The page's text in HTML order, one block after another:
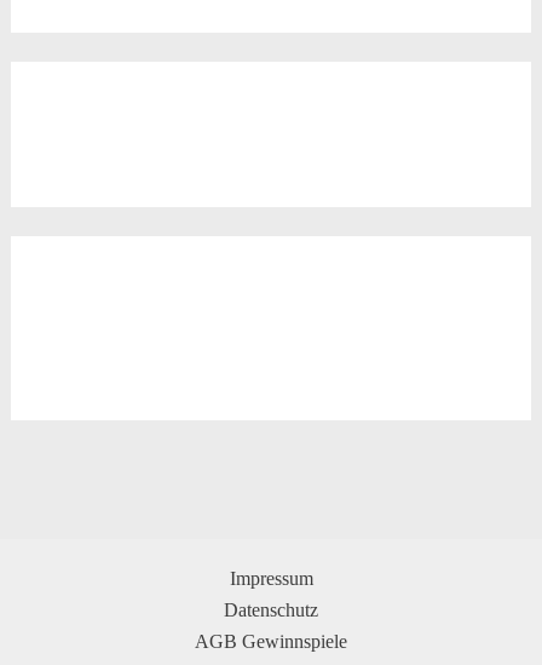
Impressum
Datenschutz
AGB Gewinnspiele